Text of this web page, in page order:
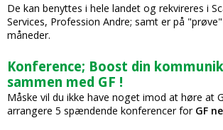
De kan benyttes i hele landet og rekvireres i
Services, Profession Andre; samt er på
måneder.
Konference; Boost din
sammen med GF !
Måske vil du ikke have noget imod at høre at
arrangere 5 spændende konferencer for GF